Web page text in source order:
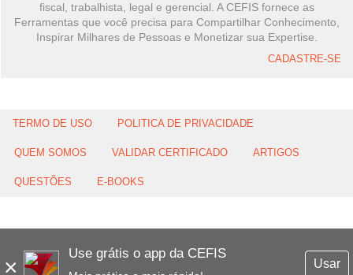
×
Use grátis o app da CEFIS
Usar
fiscal, trabalhista, legal e gerencial. A CEFIS fornece as
Ferramentas que você precisa para Compartilhar Conhecimento,
Inspirar Milhares de Pessoas e Monetizar sua Expertise.
CADASTRE-SE
TERMO DE USO POLITICA DE PRIVACIDADE
QUEM SOMOS VALIDAR CERTIFICADO ARTIGOS
QUESTÕES E-BOOKS